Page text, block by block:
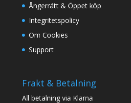
Ångerrätt & Öppet köp
Integritetspolicy
Om Cookies
Support
Frakt & Betalning
All betalning via Klarna